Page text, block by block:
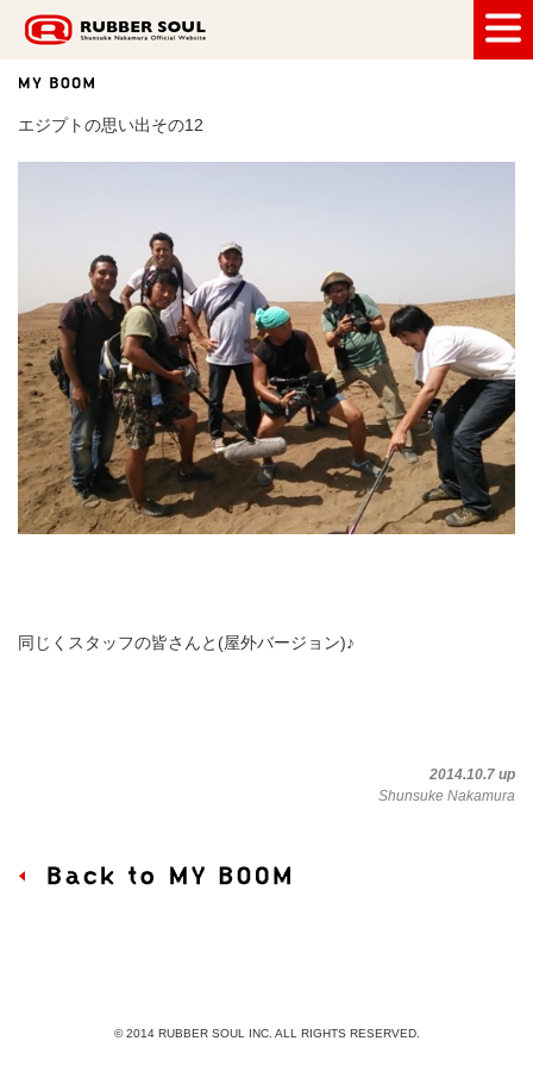
エジプトの思い出その12
同じくスタッフの皆さんと(屋外バージョン)♪
2014.10.7 up
Shunsuke Nakamura
© 2014 RUBBER SOUL INC. ALL RIGHTS RESERVED.